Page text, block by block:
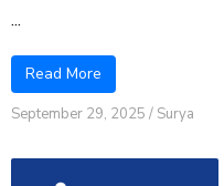
...
Read More
September 29, 2025 / Surya